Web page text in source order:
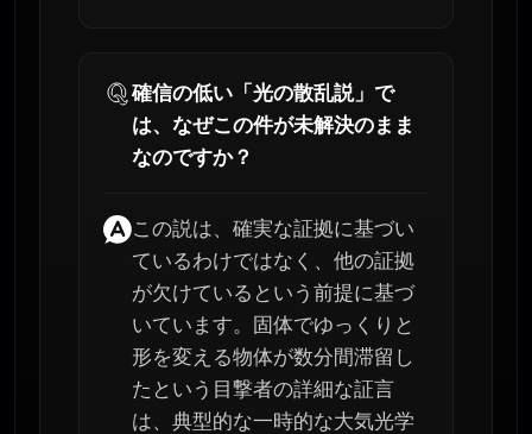
確信の低い「光の散乱説」で
は、なぜこの件が未解決のまま
なのですか？
この説は、確実な証拠に基づい
ているわけではなく、他の証拠
が欠けているという前提に基づ
いています。固体でゆっくりと
形を変える物体が数分間滞留し
たという目撃者の詳細な証言
は、典型的な一時的な大気光学